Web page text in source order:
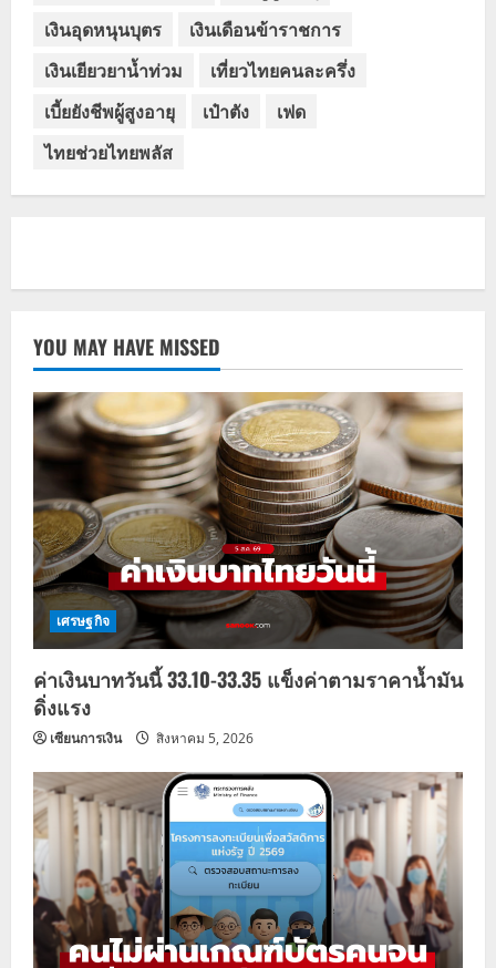
เงินอุดหนุนบุตร
เงินเดือนข้าราชการ
เงินเยียวยาน้ำท่วม
เที่ยวไทยคนละครึ่ง
เบี้ยยังชีพผู้สูงอายุ
เป๋าตัง
เฟด
ไทยช่วยไทยพลัส
YOU MAY HAVE MISSED
เศรษฐกิจ
ค่าเงินบาทวันนี้ 33.10-33.35 แข็งค่าตามราคาน้ำมัน
ดิ่งแรง
เซียนการเงิน สิงหาคม 5, 2026